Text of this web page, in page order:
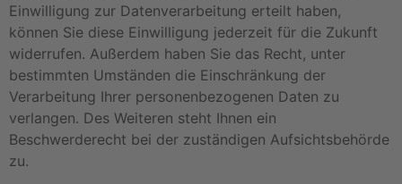
Einwilligung zur Datenverarbeitung erteilt haben,
können Sie diese Einwilligung jederzeit für die Zukunft
widerrufen. Außerdem haben Sie das Recht, unter
bestimmten Umständen die Einschränkung der
Verarbeitung Ihrer personenbezogenen Daten zu
verlangen. Des Weiteren steht Ihnen ein
Beschwerderecht bei der zuständigen Aufsichtsbehörde
zu.